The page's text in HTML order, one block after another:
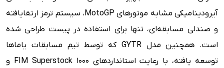
آیرودینامیکی مشابه موتورهای MotoGP، سیستم ترمز ارتقایافته
و صندلی مسابقه‌ای، تنها برای استفاده در پیست طراحی شده
است. همچنین مدل GYTR که توسط تیم مسابقات یاماها
توسعه یافته، با رعایت استانداردهای FIM Superstock 1000 و